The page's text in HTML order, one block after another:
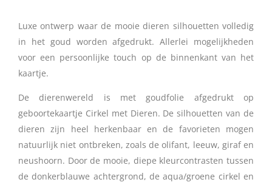
Luxe ontwerp waar de mooie dieren silhouetten volledig
in het goud worden afgedrukt. Allerlei mogelijkheden
voor een persoonlijke touch op de binnenkant van het
kaartje.
De dierenwereld is met goudfolie afgedrukt op
geboortekaartje Cirkel met Dieren. De silhouetten van de
dieren zijn heel herkenbaar en de favorieten mogen
natuurlijk niet ontbreken, zoals de olifant, leeuw, giraf en
neushoorn. Door de mooie, diepe kleurcontrasten tussen
de donkerblauwe achtergrond, de aqua/groene cirkel en